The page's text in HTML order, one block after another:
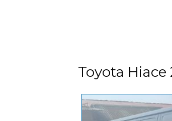
Toyota Hiace